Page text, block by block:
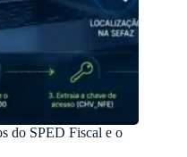
do SPED Fiscal e o